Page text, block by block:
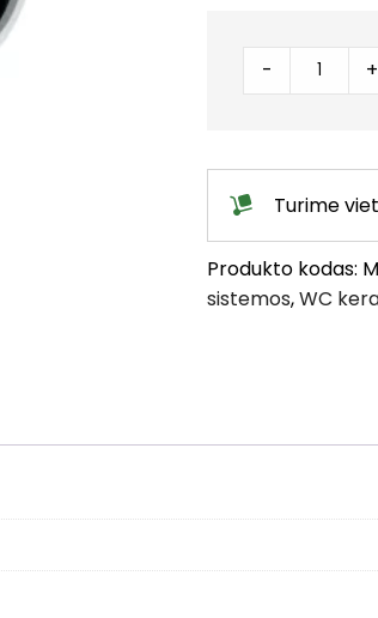
pajungimas,
- +
Turime
Produkto kodas:
sistemos,WC